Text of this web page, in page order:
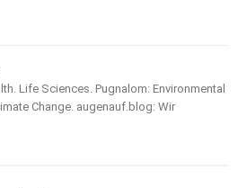
Life Sciences. Pugnalom: Environmental
Change. augenauf.blog: Wir